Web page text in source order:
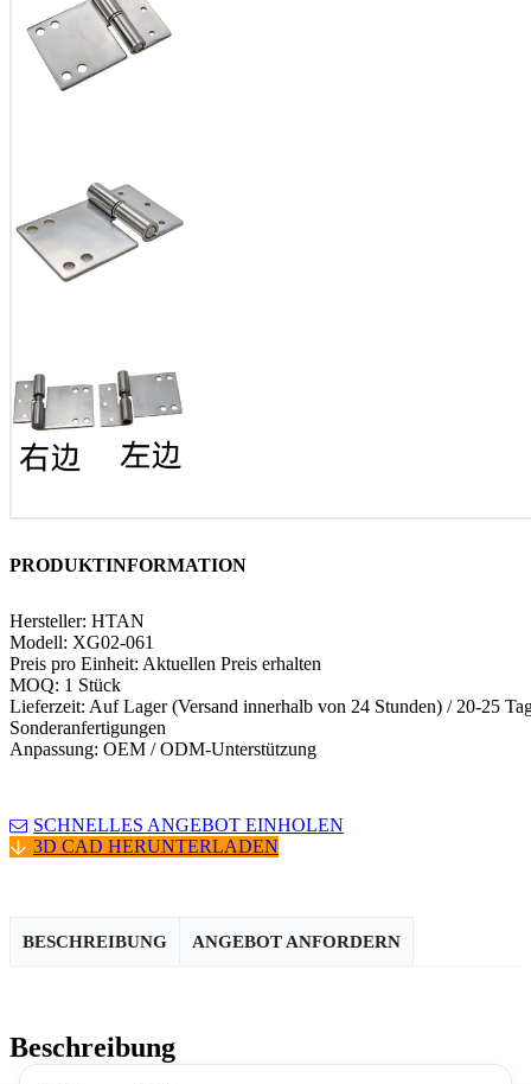
PRODUKTINFORMATION
Hersteller: HTAN
Modell: XG02-061
Preis pro Einheit: Aktuellen Preis erhalten
MOQ: 1 Stück
Lieferzeit: Auf Lager (Versand innerhalb von 24 Stunden) / 20-25
Sonderanfertigungen
Anpassung: OEM / ODM-Unterstützung
SCHNELLES ANGEBOT EINHOLEN
3D CAD HERUNTERLADEN
BESCHREIBUNG ANGEBOT ANFORDERN
Beschreibung